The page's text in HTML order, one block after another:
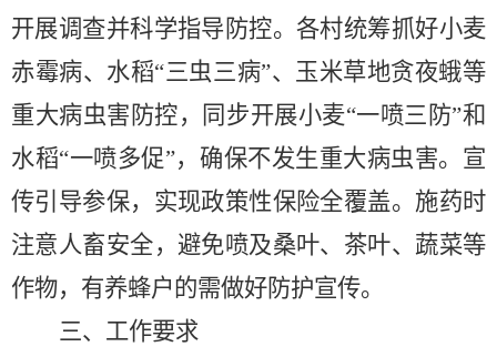
开展调查并科学指导防控。各村统筹抓好小麦
赤霉病、水稻“三虫三病”、玉米草地贪夜蛾等
重大病虫害防控，同步开展小麦“一喷三防”和
水稻“一喷多促”，确保不发生重大病虫害。宣
传引导参保，实现政策性保险全覆盖。施药时
注意人畜安全，避免喷及桑叶、茶叶、蔬菜等
作物，有养蜂户的需做好防护宣传。
三、工作要求